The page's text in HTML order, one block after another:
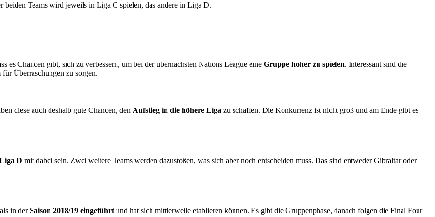
Teams wird jeweils in Liga C spielen, das andere in Liga D.
es Chancen gibt, sich zu verbessern, um bei der übernächsten Nations League eine Gruppe höher zu spielen. Interessant sind die
Überraschungen zu sorgen.
diese auch deshalb gute Chancen, den Aufstieg in die höhere Liga zu schaffen. Die Konkurrenz ist nicht groß und am Ende gibt es
Liga D mit dabei sein. Zwei weitere Teams werden dazustoßen, was sich aber noch entscheiden muss. Das sind entweder Gibraltar oder
in derSaison 2018/19 eingeführt und hat sich mittlerweile etablieren können. Es gibt die Gruppenphase, danach folgen die Final Four